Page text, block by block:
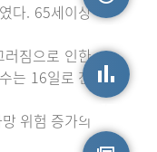
다. 65세이상
짐으로 인한
는 16일로 전
위험 증가의